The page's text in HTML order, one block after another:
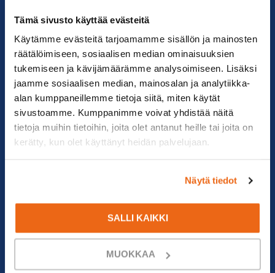
Tämä sivusto käyttää evästeitä
Käytämme evästeitä tarjoamamme sisällön ja mainosten
räätälöimiseen, sosiaalisen median ominaisuuksien
tukemiseen ja kävijämäärämme analysoimiseen. Lisäksi
jaamme sosiaalisen median, mainosalan ja analytiikka-
alan kumppaneillemme tietoja siitä, miten käytät
sivustoamme. Kumppanimme voivat yhdistää näitä
tietoja muihin tietoihin, joita olet antanut heille tai joita on
kerätty, kun olet käyttänyt heidän palvelujaan.
Näytä tiedot
SALLI KAIKKI
MUOKKAA
010 279 1836
info@suomenkonetalo.fi
Gneissikuja 2
90620
Oulu
Osinkotie 8
33470Ylöjärvi
Jättänväljäntie 9 A 4
21500Piikkiö
Karoliinankatu 15